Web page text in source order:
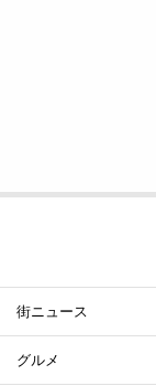
街ニュース
グルメ